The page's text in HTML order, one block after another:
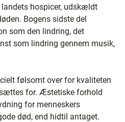
hospicer, udskældt
Bogens sidste del
som den lindring, det
som lindring gennem musik,
følsomt over for kvaliteten
for. Æstetiske forhold
for menneskers
død, end hidtil antaget.